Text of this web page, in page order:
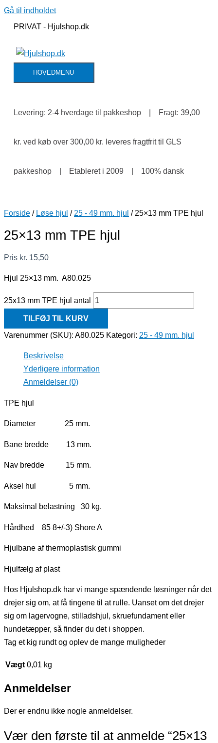
Gå til indholdet
PRIVAT - Hjulshop.dk
HOVEDMENU
Levering: 2-4 hverdage til pakkeshop | Fragt: 39,00
kr. ved køb over 300,00 kr. leveres fragtfrit til GLS
pakkeshop | Etableret i 2009 | 100% dansk
Forside / Løse hjul / 25 - 49 mm. hjul / 25×13 mm TPE hjul
25×13 mm TPE hjul
Pris kr. 15,50
Hjul 25×13 mm. A80.025
25x13 mm TPE hjul antal
TILFØJ TIL KURV
Varenummer (SKU): A80.025 Kategori: 25 - 49 mm. hjul
Beskrivelse
Yderligere information
Anmeldelser (0)
TPE hjul
Diameter 25 mm.
Bane bredde 13 mm.
Nav bredde 15 mm.
Aksel hul 5 mm.
Maksimal belastning 30 kg.
Hårdhed 85 8+/-3) Shore A
Hjulbane af thermoplastisk gummi
Hjulfælg af plast
Hos Hjulshop.dk har vi mange spændende løsninger når det
drejer sig om, at få tingene til at rulle. Uanset om det drejer
sig om lagervogne, stilladshjul, skruefundament eller
hundetæpper, så finder du det i shoppen.
Tag et kig rundt og oplev de mange muligheder
Vægt 0,01 kg
Anmeldelser
Der er endnu ikke nogle anmeldelser.
Vær den første til at anmelde “25×13